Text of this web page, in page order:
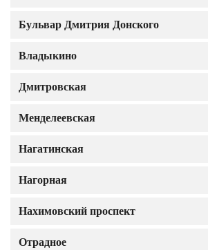
Бульвар Дмитрия Донского
Владыкино
Дмитровская
Менделеевская
Нагатинская
Нагорная
Нахимовский проспект
Отрадное